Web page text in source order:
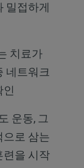
밀접하게
치료가
네트워크
운동, 그
으로 삼는
련을 시작